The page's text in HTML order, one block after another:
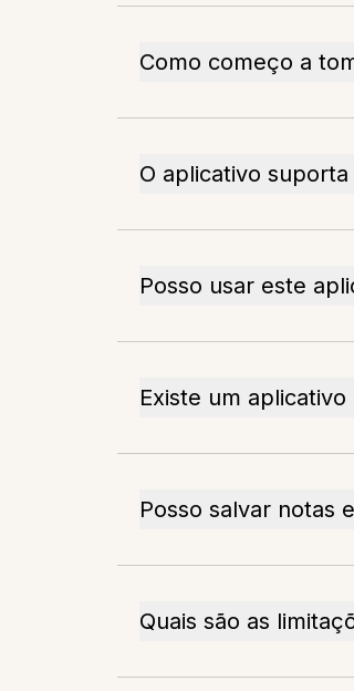
Como começo a
O aplicativo
Posso usar este
Existe um
Posso salvar notas
Quais são as